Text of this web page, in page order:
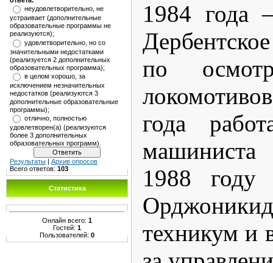
неудовлетворительно, не
устраивает (дополнительные
образовательные программы не
реализуются);
удовлетворительно, но со
значительными недостатками
(реализуется 2 дополнительных
образовательных программа);
в целом хорошо, за
исключением незначительных
недостатков (реализуются 3
дополнительные образовательные
программы);
отлично, полностью
удовлетворен(а) (реализуются
более 3 дополнительных
образовательных программ).
Результаты
Архив опросов
Всего ответов: 103
Статистика
Онлайн всего: 1
Гостей: 1
Пользователей: 0
1984 года
по
года
1988 году
техникум и